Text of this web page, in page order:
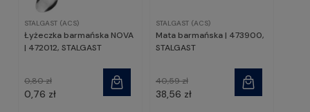
STALGAST (ACS)
Łyżeczka barmańska NOVA
| 472012, STALGAST
0,76 zł
0,80 zł
STALGAST (ACS)
Mata barmańska | 473900,
STALGAST
38,56 zł
40,59 zł